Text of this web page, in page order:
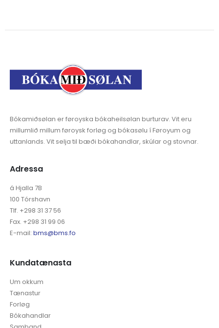
Bókamiðsølan er føroyska bókaheilsølan burturav. Vit eru
millumlið millum føroysk forløg og bókasølu í Føroyum og
uttanlands. Vit selja til bæði bókahandlar, skúlar og stovnar.
Adressa
á Hjalla 7B
100 Tórshavn
Tlf. +298 31 37 56
Fax. +298 31 99 06
E-mail: bms@bms.fo
Kundatænasta
Um okkum
Tænastur
Forløg
Bókahandlar